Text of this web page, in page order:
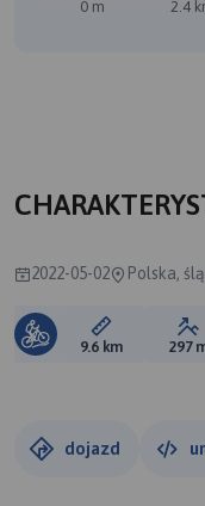
0 m 2.4
2022-05-02 Polska,
Długość trasy:
9.6 km 297
dojazd